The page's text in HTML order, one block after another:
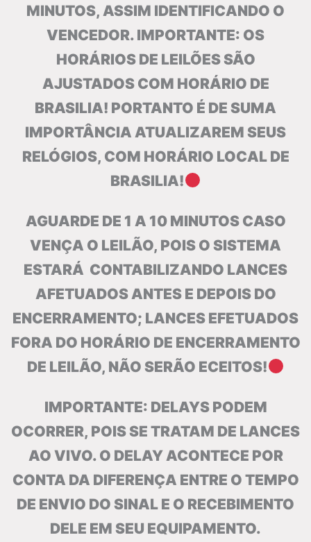
MINUTOS, ASSIM IDENTIFICANDO O
VENCEDOR. IMPORTANTE: OS
HORÁRIOS DE LEILÕES SÃO
AJUSTADOS COM HORÁRIO DE
BRASILIA! PORTANTO É DE SUMA
IMPORTÂNCIA ATUALIZAREM SEUS
RELÓGIOS, COM HORÁRIO LOCAL DE
BRASILIA!
AGUARDE DE 1 A 10 MINUTOS CASO
VENÇA O LEILÃO, POIS O SISTEMA
ESTARÁ CONTABILIZANDO LANCES
AFETUADOS ANTES E DEPOIS DO
ENCERRAMENTO; LANCES EFETUADOS
FORA DO HORÁRIO DE ENCERRAMENTO
DE LEILÃO, NÃO SERÃO ECEITOS!
IMPORTANTE: DELAYS PODEM
OCORRER, POIS SE TRATAM DE LANCES
AO VIVO. O DELAY ACONTECE POR
CONTA DA DIFERENÇA ENTRE O TEMPO
DE ENVIO DO SINAL E O RECEBIMENTO
DELE EM SEU EQUIPAMENTO.